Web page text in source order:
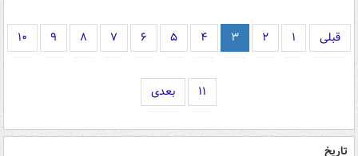
قبلی ۱ ۲ ۳ ۴ ۵ ۶ ۷ ۸ ۹ ۱۰
۱۱ بعدی
تاریخ